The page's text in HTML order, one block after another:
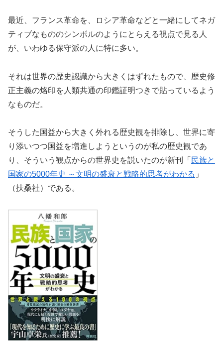
最近、フランス革命を、ロシア革命などと一緒にしてネガ
ティブなもののシンボルのようにとらえる視点で見る人
が、いわゆる保守派の人に特に多い。
それは世界の歴史認識から大きくはずれたもので、歴史修
正主義の烙印を人類共通の印鑑証明つきで貼っているよう
なものだ。
そうした国益から大きく外れる歴史観を排除し、世界に寄
り添いつつ国益を増進しようというのが私の歴史観であ
り、そういう観点からの世界史を説いたのが新刊「 民族と
国家の5000年史 ～文明の盛衰と戦略的思考がわかる 」
（扶桑社）である。